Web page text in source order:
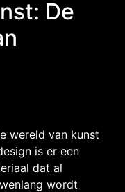
De
wereld van kunst
is er een
dat al
wordt